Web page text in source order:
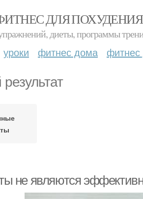
ДЛЯ ПОХУДЕНИЯ
диеты, программы
уроки фитнес дома фитнес
не являются